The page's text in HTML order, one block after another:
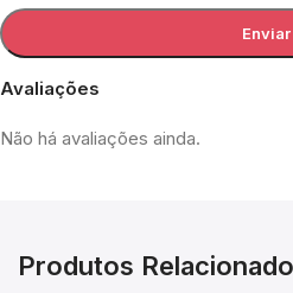
Avaliações
Não há avaliações ainda.
Produtos